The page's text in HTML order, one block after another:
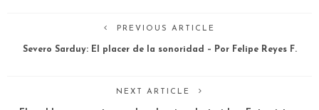
PREVIOUS ARTICLE
Severo Sarduy: El placer de la sonoridad – Por Felipe Reyes F.
NEXT ARTICLE